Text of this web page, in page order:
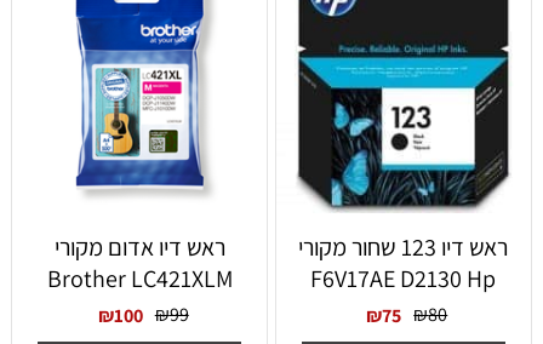
ראש דיו 123 שחור מקורי
F6V17AE D2130 Hp
₪80
₪75
‏ראש דיו אדום מקורי
Brother LC421XLM
₪99
₪100